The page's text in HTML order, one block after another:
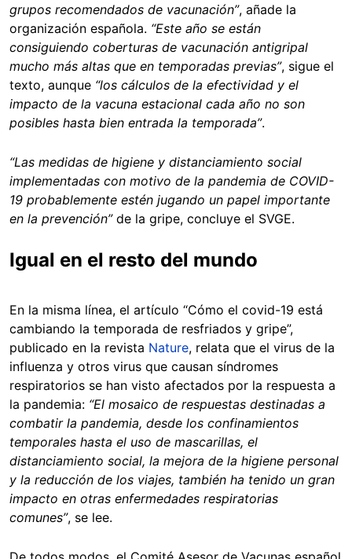
grupos recomendados de vacunación”, añade la
organización española. “Este año se están
consiguiendo coberturas de vacunación antigripal
mucho más altas que en temporadas previas”, sigue el
texto, aunque “los cálculos de la efectividad y el
impacto de la vacuna estacional cada año no son
posibles hasta bien entrada la temporada”.
“Las medidas de higiene y distanciamiento social
implementadas con motivo de la pandemia de COVID-
19 probablemente estén jugando un papel importante
en la prevención”de la gripe, concluye el SVGE.
Igual en el resto del mundo
En la misma línea, el artículo “Cómo el covid-19 está
cambiando la temporada de resfriados y gripe”,
publicado en la revista Nature, relata que el virus de la
influenza y otros virus que causan síndromes
respiratorios se han visto afectados por la respuesta a
la pandemia: “El mosaico de respuestas destinadas a
combatir la pandemia, desde los confinamientos
temporales hasta el uso de mascarillas, el
distanciamiento social, la mejora de la higiene personal
y la reducción de los viajes, también ha tenido un gran
impacto en otras enfermedades respiratorias
comunes”, se lee.